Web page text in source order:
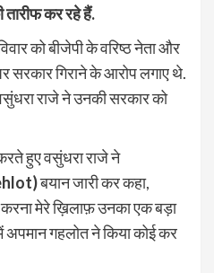
तारीफ कर रहे हैं.
को बीजेपी के वरिष्ठ नेता और
सरकार गिराने के आरोप लगाए थे.
राजे ने उनकी सरकार को
हुए वसुंधरा राजे ने
बयान जारी कर कहा,
करना मेरे ख़िलाफ़ उनका एक बड़ा
अपमान गहलोत ने किया कोई कर